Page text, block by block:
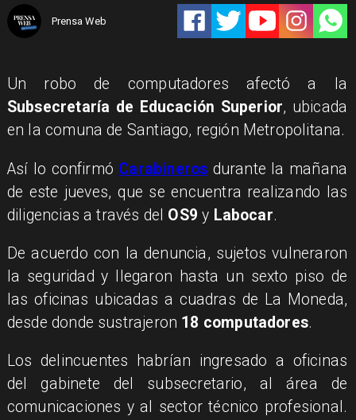
Prensa Web
Un robo de computadores afectó a la
Subsecretaría de Educación Superior, ubicada
en la comuna de Santiago, región Metropolitana.
Así lo confirmó Carabineros durante la mañana
de este jueves, que se encuentra realizando las
diligencias a través del OS9 y Labocar.
De acuerdo con la denuncia, sujetos vulneraron
la seguridad y llegaron hasta un sexto piso de
las oficinas ubicadas a cuadras de La Moneda,
desde donde sustrajeron 18 computadores.
Los delincuentes habrían ingresado a oficinas
del gabinete del subsecretario, al área de
comunicaciones y al sector técnico profesional.